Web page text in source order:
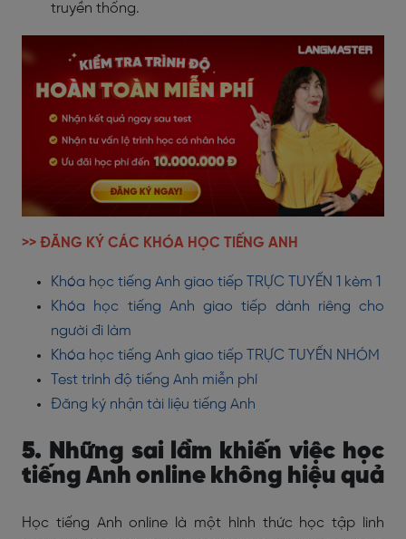
truyền thống.
>> ĐĂNG KÝ CÁC KHÓA HỌC TIẾNG ANH
Khóa học tiếng Anh giao tiếp TRỰC TUYẾN 1 kèm 1
Khóa học tiếng Anh giao tiếp dành riêng cho
người đi làm
Khóa học tiếng Anh giao tiếp TRỰC TUYẾN NHÓM
Test trình độ tiếng Anh miễn phí
Đăng ký nhận tài liệu tiếng Anh
5. Những sai lầm khiến việc học
tiếng Anh online không hiệu quả
Học tiếng Anh online là một hình thức học tập linh